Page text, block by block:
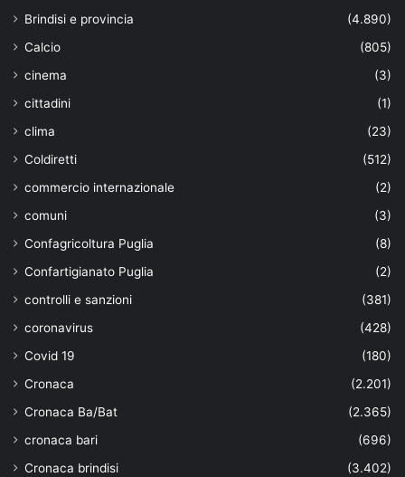
Brindisi e provincia
(4.890)
Calcio
(805)
cinema
(3)
cittadini
(1)
clima
(23)
Coldiretti
(512)
commercio internazionale
(2)
comuni
(3)
Confagricoltura Puglia
(8)
Confartigianato Puglia
(2)
controlli e sanzioni
(381)
coronavirus
(428)
Covid 19
(180)
Cronaca
(2.201)
Cronaca Ba/Bat
(2.365)
cronaca bari
(696)
Cronaca brindisi
(3.402)